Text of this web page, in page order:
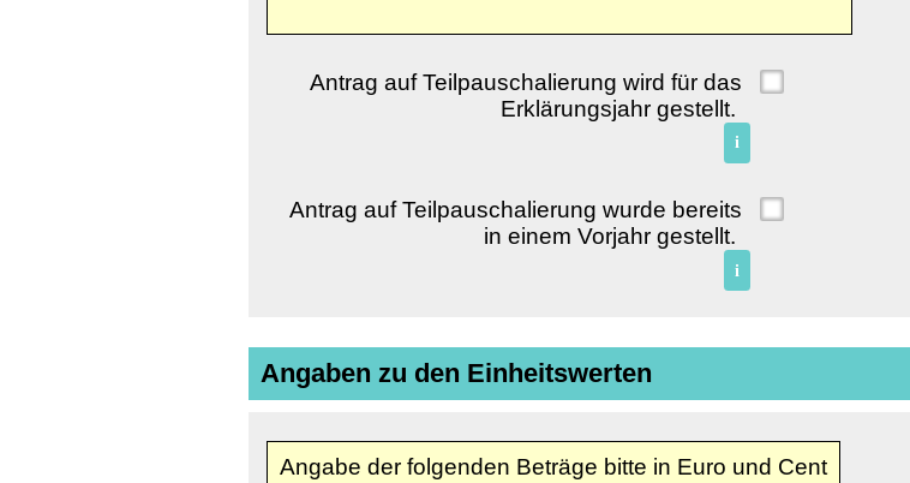
Antrag auf Teilpauschalierung wird für das
Erklärungsjahr gestellt.
i
Antrag auf Teilpauschalierung wurde bereits
in einem Vorjahr gestellt.
i
Angaben zu den Einheitswerten
Angabe der folgenden Beträge bitte in Euro und Cent